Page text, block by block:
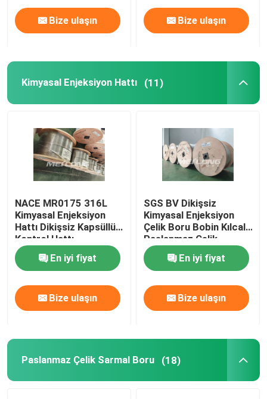
Bize ulaşın Bize ulaşın
Kimyasal Enjeksiyon Hattı (11)
NACE MR0175 316L
Kimyasal Enjeksiyon
Hattı Dikişsiz Kapsüllü
Kontrol Hattı
En iyi fiyat
Bize ulaşın
SGS BV Dikişsiz
Kimyasal Enjeksiyon
Çelik Boru Bobin Kılcal
Paslanmaz Çelik
Sarmal Boru
En iyi fiyat
Bize ulaşın
Paslanmaz Çelik Sarmal Boru (18)